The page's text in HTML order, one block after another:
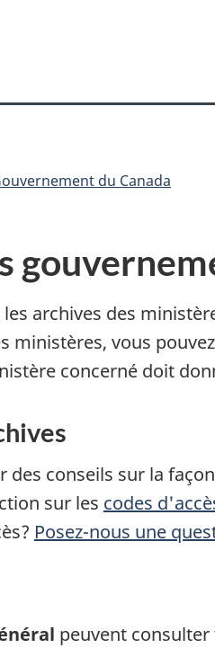
sujet
HTML
du Canada
archives des
ministères, vous
concerné doit
des conseils sur la
sur les codes
Posez-nous une
peuvent